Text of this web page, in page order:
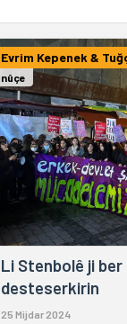
Evrim Kepenek &
nûçe
Li Stenbolê ji ber
desteserkirin
25 Mijdar 2024